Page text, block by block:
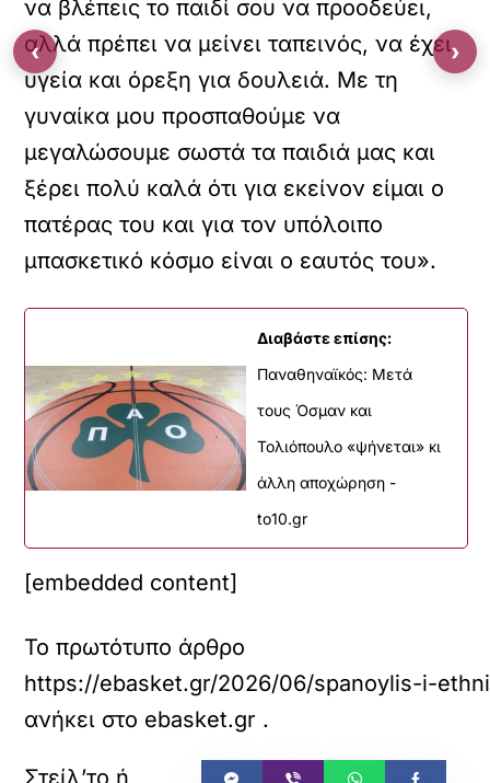
να βλέπεις το παιδί σου να προοδεύει,
αλλά πρέπει να μείνει ταπεινός, να έχει
υγεία και όρεξη για δουλειά. Με τη
γυναίκα μου προσπαθούμε να
μεγαλώσουμε σωστά τα παιδιά μας και
ξέρει πολύ καλά ότι για εκείνον είμαι ο
πατέρας του και για τον υπόλοιπο
μπασκετικό κόσμο είναι ο εαυτός του».
Διαβάστε επίσης:
Παναθηναϊκός: Μετά
τους Όσμαν και
Τολιόπουλο «ψήνεται» κι
άλλη αποχώρηση -
to10.gr
[embedded content]
Το πρωτότυπο άρθρο
https://ebasket.gr/2026/06/spanoylis-i-
ανήκει στο ebasket.gr .
‹ ›